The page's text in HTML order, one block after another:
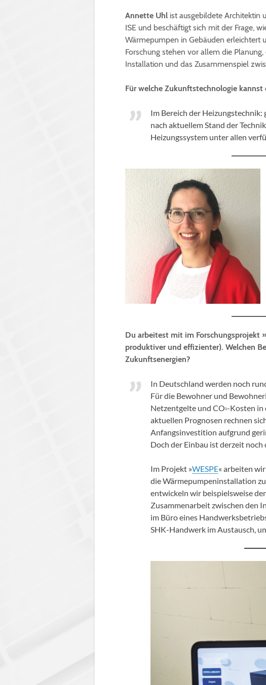
Annette Uhl ist ausgebildete Architektin
ISE und beschäftigt sich mit der Frage,
Wärmepumpen in Gebäuden erleichtert
Forschung stehen vor allem die
Installation und das Zusammenspiel
Für welche Zukunftstechnologie kannst
Im Bereich der Heizungstechnik:
nach aktuellem Stand der
Heizungssystem unter allen
Du arbeitest mit im Forschungsprojekt
produktiver und effizienter). Welchen
Zukunftsenergien?
In Deutschland werden noch
Für die Bewohner und
Netzentgelte und CO²-Kosten in
aktuellen Prognosen rechnen
Anfangsinvestition aufgrund
Doch der Einbau ist derzeit noch
Im Projekt »WESPE« arbeiten
die Wärmepumpeninstallation
entwickeln wir beispielsweise
Zusammenarbeit zwischen den
im Büro eines
SHK-Handwerk im Austausch,